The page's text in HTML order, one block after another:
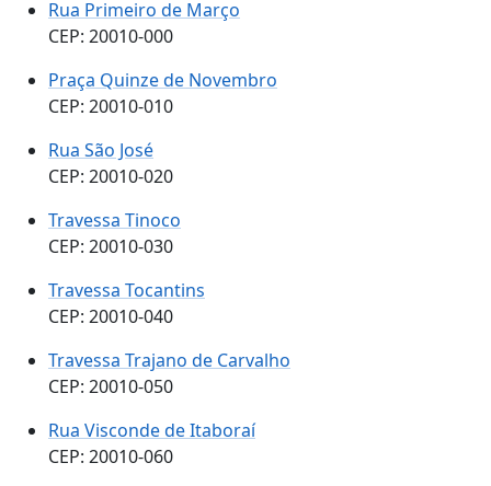
Rua Primeiro de Março
CEP: 20010-000
Praça Quinze de Novembro
CEP: 20010-010
Rua São José
CEP: 20010-020
Travessa Tinoco
CEP: 20010-030
Travessa Tocantins
CEP: 20010-040
Travessa Trajano de Carvalho
CEP: 20010-050
Rua Visconde de Itaboraí
CEP: 20010-060